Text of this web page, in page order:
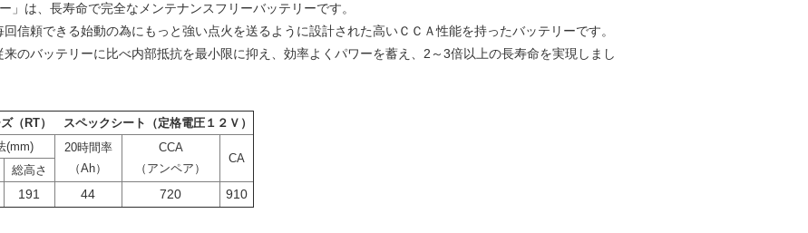
」は、長寿命で完全なメンテナンスフリーバッテリーです。
信頼できる始動の為にもっと強い点火を送るように設計された高いＣＣＡ性能を持ったバッテリーです。
のバッテリーに比べ内部抵抗を最小限に抑え、効率よくパワーを蓄え、2～3倍以上の長寿命を実現しまし
（RT） スペックシート（定格電圧１２Ｖ）
(mm)
20時間率
（Ah）
CCA
（アンペア）
CA
総高さ
191 44 720 910